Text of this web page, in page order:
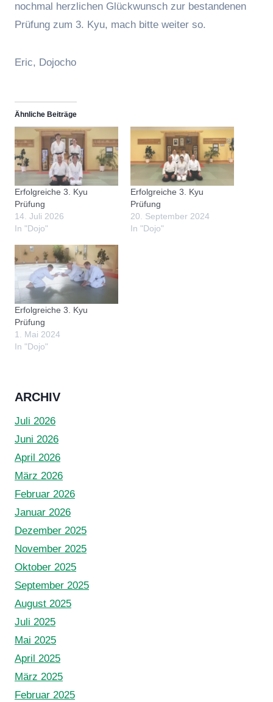
nochmal herzlichen Glückwunsch zur bestandenen
Prüfung zum 3. Kyu, mach bitte weiter so.
Eric, Dojocho
Ähnliche Beiträge
Erfolgreiche 3. Kyu
Prüfung
14. Juli 2026
In "Dojo"
Erfolgreiche 3. Kyu
Prüfung
20. September 2024
In "Dojo"
Erfolgreiche 3. Kyu
Prüfung
1. Mai 2024
In "Dojo"
ARCHIV
Juli 2026
Juni 2026
April 2026
März 2026
Februar 2026
Januar 2026
Dezember 2025
November 2025
Oktober 2025
September 2025
August 2025
Juli 2025
Mai 2025
April 2025
März 2025
Februar 2025